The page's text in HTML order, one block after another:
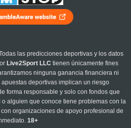
las predicciones deportivas y los datos
Live2Sport LLC tienen únicamente fines
ninguna ganancia financiera ni
deportivas implican un riesgo
forma responsable y solo con fondos que
alguien que conoce tiene problemas con la
organizaciones de apoyo profesional de
18+